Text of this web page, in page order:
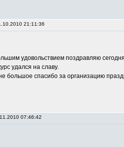
21:11:36
удовольствием поздравляю
удался на славу.
большое спасибо за организацию
07:46:42